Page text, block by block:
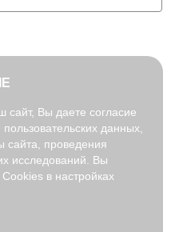
рекомендательные
(но не ограничиваясь)
сайт, Вы даете согласие
данных,
сайта, проведения
исследований. Вы
в настройках